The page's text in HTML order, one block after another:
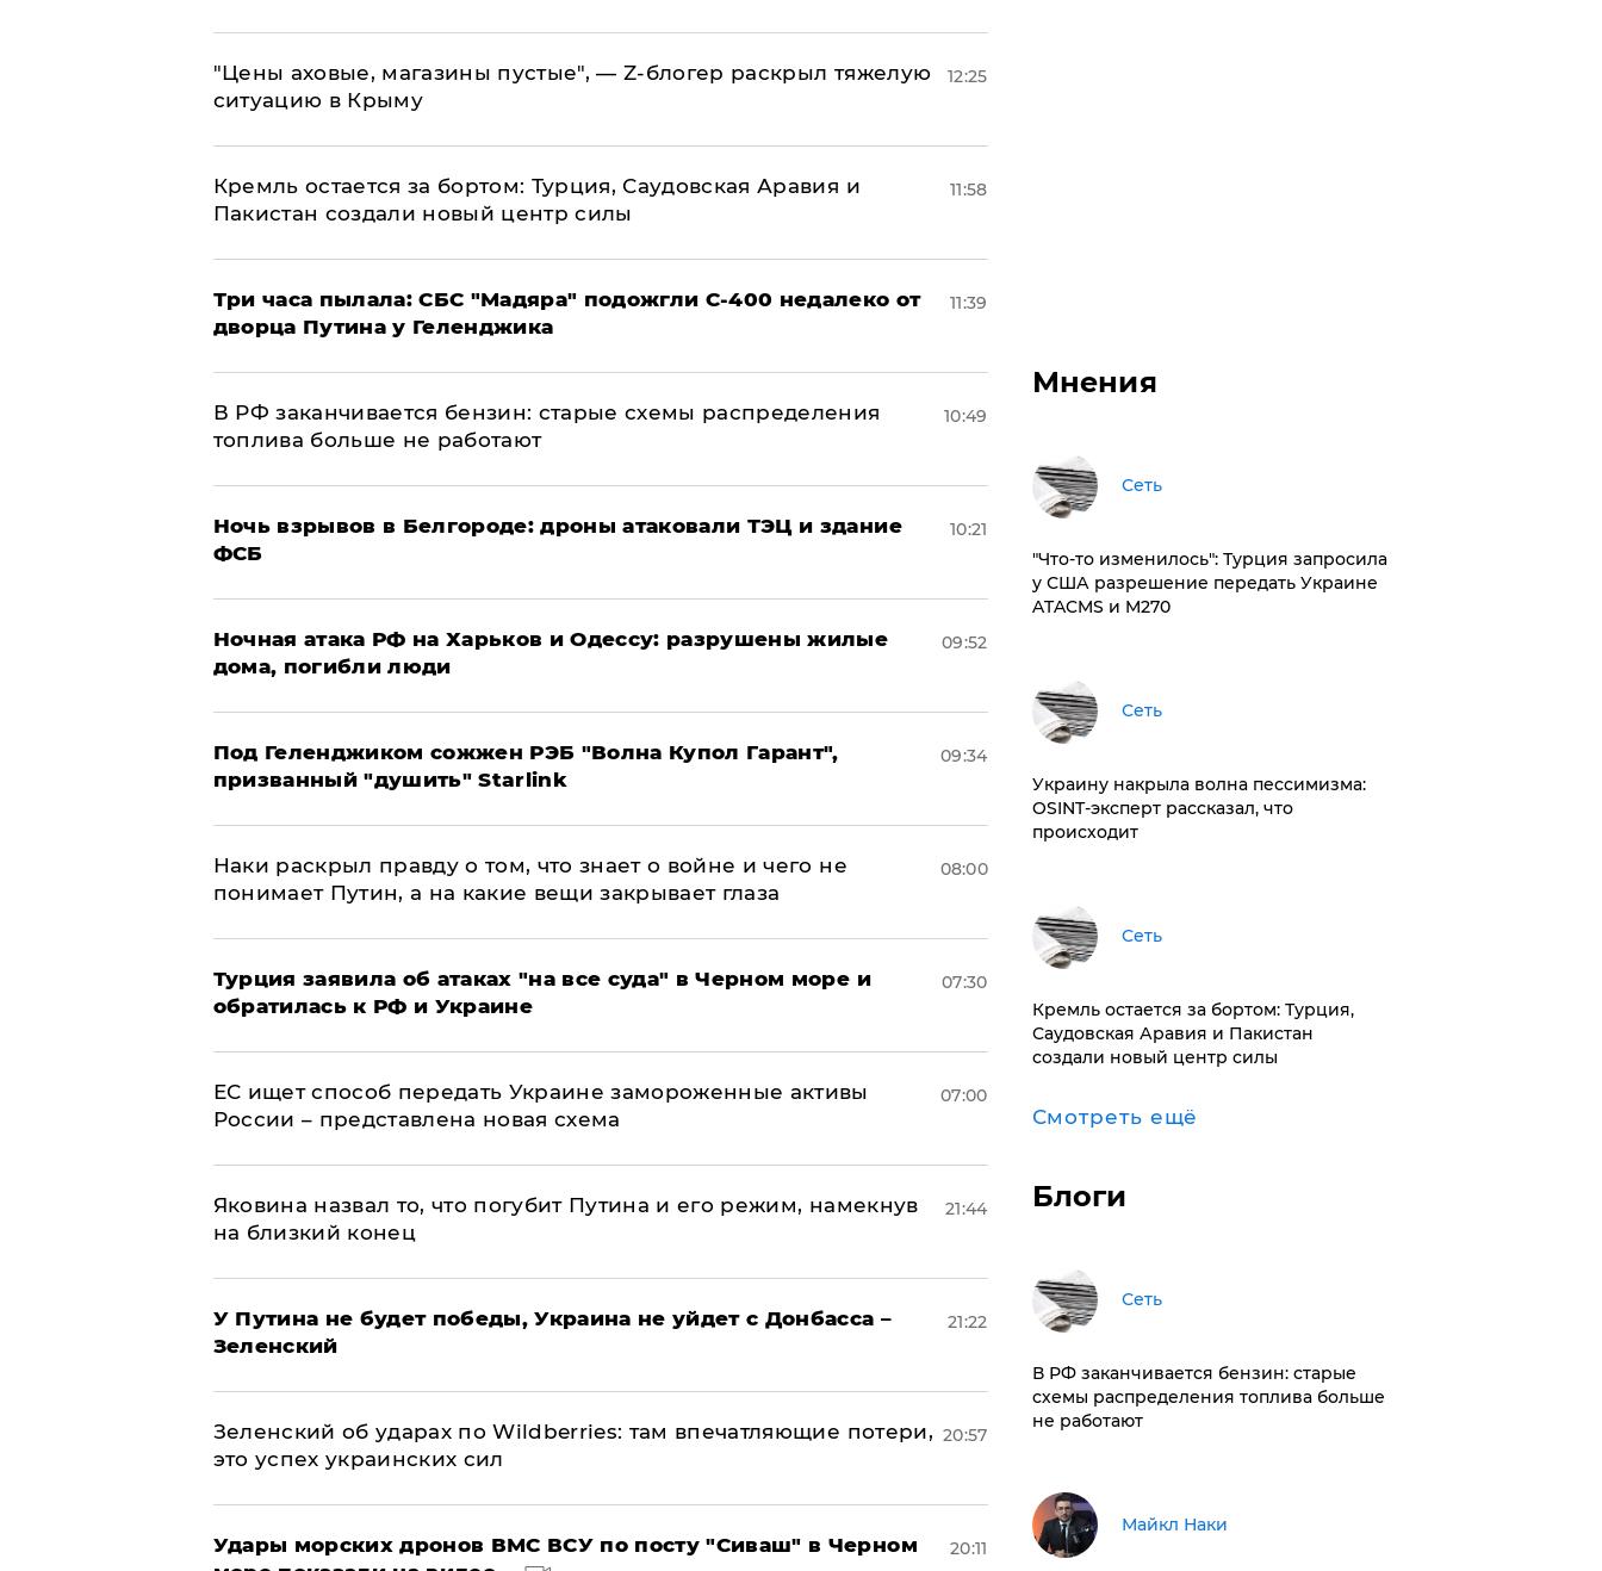
​"Цены аховые, магазины пустые", — Z-блогер раскрыл тяжелую
ситуацию в Крыму
12:25
​Кремль остается за бортом: Турция, Саудовская Аравия и
Пакистан создали новый центр силы
11:58
Три часа пылала: СБС "Мадяра" подожгли С-400 недалеко от
дворца Путина у Геленджика
11:39
​В РФ заканчивается бензин: старые схемы распределения
топлива больше не работают
10:49
​Ночь взрывов в Белгороде: дроны атаковали ТЭЦ и здание
ФСБ
10:21
​Ночная атака РФ на Харьков и Одессу: разрушены жилые
дома, погибли люди
09:52
Под Геленджиком сожжен РЭБ "Волна Купол Гарант",
призванный "душить" Starlink
09:34
Наки раскрыл правду о том, что знает о войне и чего не
понимает Путин, а на какие вещи закрывает глаза
08:00
Турция заявила об атаках "на все суда" в Черном море и
обратилась к РФ и Украине
07:30
ЕС ищет способ передать Украине замороженные активы
России – представлена новая схема
07:00
Яковина назвал то, что погубит Путина и его режим, намекнув
на близкий конец
21:44
У Путина не будет победы, Украина не уйдет с Донбасса –
Зеленский
21:22
Зеленский об ударах по Wildberries: там впечатляющие потери,
это успех украинских сил
20:57
Удары морских дронов ВМС ВСУ по посту "Сиваш" в Черном
20:11
Мнения
Сеть
​"Что-то изменилось": Турция запросила
у США разрешение передать Украине
ATACMS и M270
Сеть
​Украину накрыла волна пессимизма:
OSINT-эксперт рассказал, что
происходит
Сеть
​Кремль остается за бортом: Турция,
Саудовская Аравия и Пакистан
создали новый центр силы
Смотреть ещё
Блоги
Сеть
​В РФ заканчивается бензин: старые
схемы распределения топлива больше
не работают
Майкл Наки